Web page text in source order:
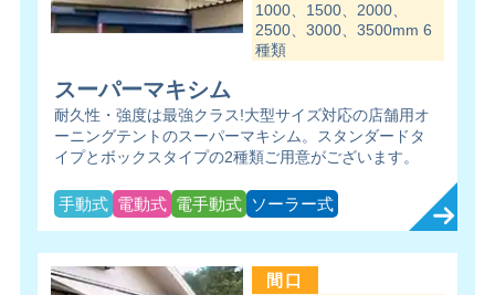
1000、1500、2000、
2500、3000、3500mm 6
種類
スーパーマキシム
耐久性・強度は最強クラス!大型サイズ対応の店舗用オ
ーニングテントのスーパーマキシム。スタンダードタ
イプとボックスタイプの2種類ご用意がございます。
手動式 電動式 電手動式 ソーラー式
間口